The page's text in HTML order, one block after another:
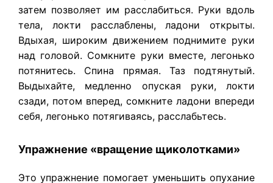
затем позволяет им расслабиться. Руки вдоль
тела, локти расслаблены, ладони открыты.
Вдыхая, широким движением поднимите руки
над головой. Сомкните руки вместе, легонько
потянитесь. Спина прямая. Таз подтянутый.
Выдыхайте, медленно опуская руки, локти
сзади, потом вперед, сомкните ладони впереди
себя, легонько потягиваясь, расслабьтесь.
Упражнение «вращение щиколотками»
Это упражнение помогает уменьшить опухание